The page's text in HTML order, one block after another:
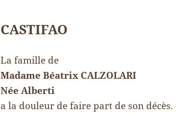
CASTIFAO
La famille de
Madame Béatrix CALZOLARI
Née Alberti
a la douleur de faire part de son décès.